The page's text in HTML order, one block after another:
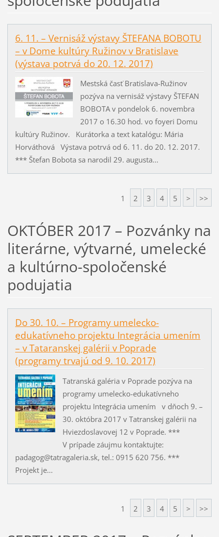
6. 11. – Vernisáž výstavy ŠTEFANA BOBOTU
– v Dome kultúry Ružinov v Bratislave
(výstava potrvá do 20. 12. 2017)
Mestská časť Bratislava-Ružinov
pozýva na vernisáž výstavy ŠTEFAN
BOBOTA v pondelok 6. novembra
2017 o 16.30 hod. vo foyeri Domu
kultúry Ružinov. Kurátorka a text katalógu: Mária
Horváthová Výstava potrvá od 6. 11. do 20. 12. 2017.
*** Štefan Bobota sa narodil 29. augusta...
1 2 3 4 5 > >>
OKTÓBER 2017 – Pozvánky na
literárne, výtvarné, umelecké
a kultúrno-spoločenské
podujatia
Do 30. 10. – Programy umelecko-
edukatívneho projektu Integrácia umením
– v Tataranskej galérii v Poprade
(programy trvajú od 9. 10. 2017)
Tatranská galéria v Poprade pozýva na
programy umelecko-edukatívneho
projektu Integrácia umením v dňoch 9. –
30. októbra 2017 v Tatranskej galérii na
Hviezdoslavovej 12 v Poprade. ***
V prípade záujmu kontaktujte:
padagog@tatragaleria.sk, tel.: 0915 620 756. ***
Projekt je...
1 2 3 4 5 > >>